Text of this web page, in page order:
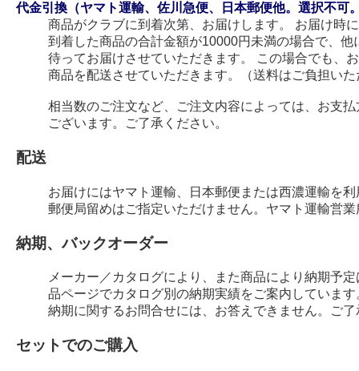
代金引換（ヤマト運輸、佐川急便、日本郵便他。選択不可
商品がクラブに到着次第、お届けします。 お届け時
到着した商品の合計金額が10000円未満の場合で、
待ってお届けさせていただきます。 この場合でも、
商品を配送させていただきます。（送料はご負担い
相当数のご注文など、ご注文内容によっては、お支
ございます。ご了承ください。
配送
お届けにはヤマト運輸、日本郵便または西濃運輸を
郵便局留めはご指定いただけません。ヤマト運輸営
納期、バックオーダー
メーカー／カタログにより、また商品により納期予
品ページでカタログ別の納期実績をご案内しています
納期に関するお問合せには、お答えできません。ご
セットでのご購入